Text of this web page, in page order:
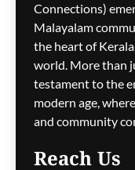
Connections)
Malayalam
the heart of
world. More than
testament to the
modern age,
and community
Reach Us